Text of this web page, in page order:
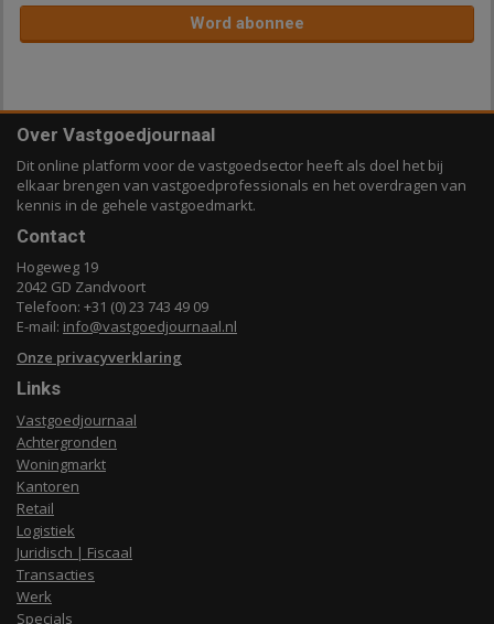
Word abonnee
Over Vastgoedjournaal
Dit online platform voor de vastgoedsector heeft als doel het bij
elkaar brengen van vastgoedprofessionals en het overdragen van
kennis in de gehele vastgoedmarkt.
Contact
Hogeweg 19
2042 GD Zandvoort
Telefoon: +31 (0) 23 743 49 09
E-mail: info@vastgoedjournaal.nl
Onze privacyverklaring
Links
Vastgoedjournaal
Achtergronden
Woningmarkt
Kantoren
Retail
Logistiek
Juridisch | Fiscaal
Transacties
Werk
Specials